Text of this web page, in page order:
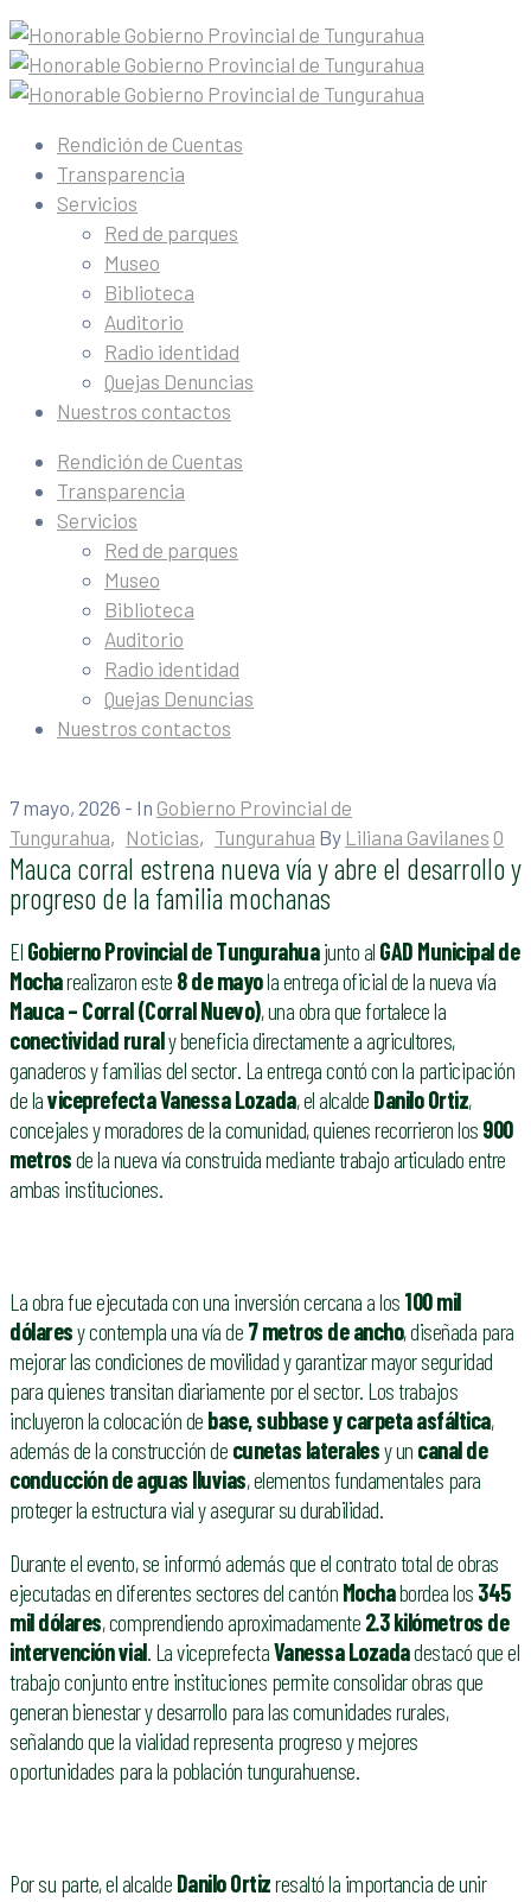
Rendición de Cuentas
Transparencia
Servicios
Red de parques
Museo
Biblioteca
Auditorio
Radio identidad
Quejas Denuncias
Nuestros contactos
Rendición de Cuentas
Transparencia
Servicios
Red de parques
Museo
Biblioteca
Auditorio
Radio identidad
Quejas Denuncias
Nuestros contactos
7 mayo, 2026 - In Gobierno Provincial de
Tungurahua‚ Noticias‚ Tungurahua By Liliana Gavilanes 0
Mauca corral estrena nueva vía y abre el desarrollo y
progreso de la familia mochanas
El Gobierno Provincial de Tungurahuajunto al GAD Municipal de
Mocharealizaron este 8 de mayola entrega oficial de la nueva vía
Mauca – Corral (Corral Nuevo), una obra que fortalece la
conectividad ruraly beneficia directamente a agricultores,
ganaderos y familias del sector. La entrega contó con la participación
de laviceprefecta Vanessa Lozada, el alcalde Danilo Ortiz,
concejales y moradores de la comunidad, quienes recorrieron los 900
metrosde la nueva vía construida mediante trabajo articulado entre
ambas instituciones.
La obra fue ejecutada con una inversión cercana a los 100 mil
dólaresy contempla una vía de 7 metros de ancho, diseñada para
mejorar las condiciones de movilidad y garantizar mayor seguridad
para quienes transitan diariamente por el sector. Los trabajos
incluyeron la colocación de base, subbase y carpeta asfáltica,
además de la construcción de cunetas lateralesy un canal de
conducción de aguas lluvias, elementos fundamentales para
proteger la estructura vial y asegurar su durabilidad.
Durante el evento, se informó además que el contrato total de obras
ejecutadas en diferentes sectores del cantón Mochabordea los 345
mil dólares, comprendiendo aproximadamente 2.3 kilómetros de
intervención vial. La viceprefectaVanessa Lozadadestacó que el
trabajo conjunto entre instituciones permite consolidar obras que
generan bienestar y desarrollo para las comunidades rurales,
señalando que la vialidad representa progreso y mejores
oportunidades para la población tungurahuense.
Por su parte, el alcalde Danilo Ortizresaltó la importancia de unir